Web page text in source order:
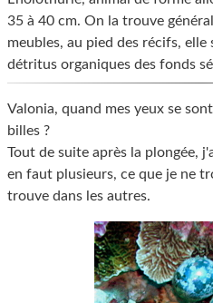
35 à 40 cm. On la trouve
meubles, au pied des récifs,
détritus organiques des fonds
Valonia, quand mes yeux se
billes ?
Tout de suite après la plongée,
en faut plusieurs, ce que je ne
trouve dans les autres.